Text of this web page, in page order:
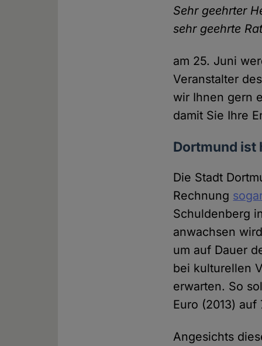
Sehr geehrter
sehr geehrte
am 25. Juni
Veranstalter
wir Ihnen gern
damit Sie Ihre
Dortmund ist
Die Stadt
Rechnung
Schuldenberg
anwachsen
um auf Dauer
bei kulturellen
erwarten. So
Euro (2013)
Angesichts